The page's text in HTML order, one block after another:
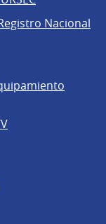
Nacional